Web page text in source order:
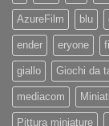
AzureFilm blu
ender eryone
giallo Giochi da
mediacom
Pittura miniature